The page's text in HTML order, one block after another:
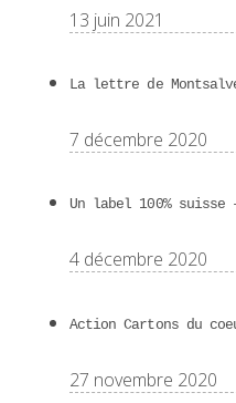
13 juin 2021
La lettre de
7 décembre 2020
Un label 100% suisse –
4 décembre 2020
Action Cartons du
27 novembre 2020